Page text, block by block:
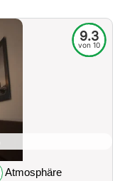
9.3
von 10
Atmosphäre